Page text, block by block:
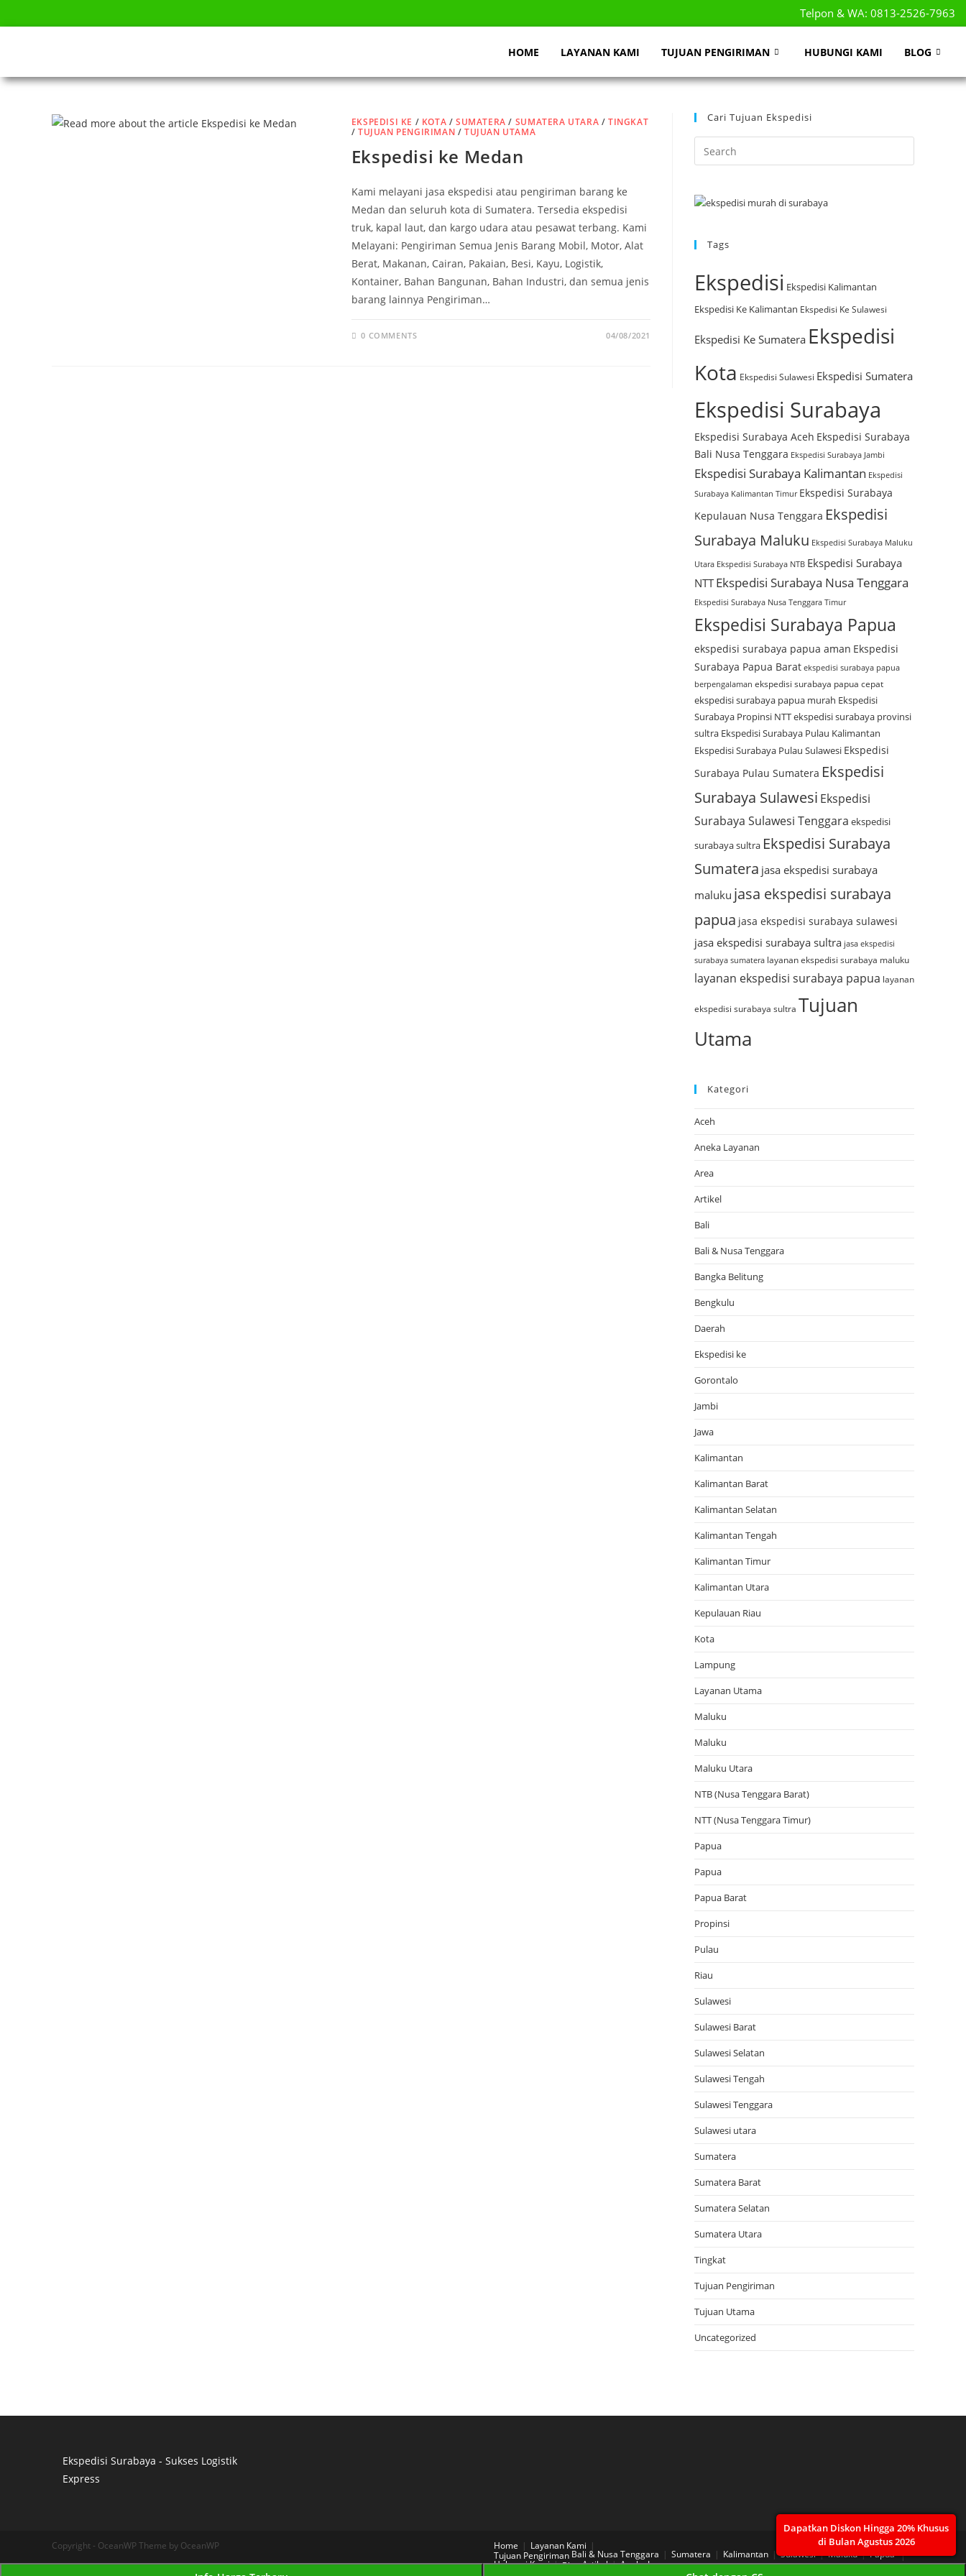
Telpon & WA: 0813-2526-7963
HOME LAYANAN KAMI TUJUAN PENGIRIMAN HUBUNGI KAMI BLOG
EKSPEDISI KE / KOTA /SUMATERA / SUMATERA UTARA / TINGKAT
/TUJUAN PENGIRIMAN /TUJUAN UTAMA
Ekspedisi ke Medan
Kami melayani jasa ekspedisi atau pengiriman barang ke
Medan dan seluruh kota di Sumatera. Tersedia ekspedisi
truk, kapal laut, dan kargo udara atau pesawat terbang. Kami
Melayani: Pengiriman Semua Jenis Barang Mobil, Motor, Alat
Berat, Makanan, Cairan, Pakaian, Besi, Kayu, Logistik,
Kontainer, Bahan Bangunan, Bahan Industri, dan semua jenis
barang lainnya Pengiriman…
0 COMMENTS 04/08/2021
Cari Tujuan Ekspedisi
Tags
Ekspedisi Ekspedisi Kalimantan
Ekspedisi Ke Kalimantan Ekspedisi Ke Sulawesi
Ekspedisi Ke Sumatera Ekspedisi
Kota Ekspedisi Sulawesi Ekspedisi Sumatera
Ekspedisi Surabaya
Ekspedisi Surabaya Aceh Ekspedisi Surabaya
Bali Nusa Tenggara Ekspedisi Surabaya Jambi
Ekspedisi Surabaya Kalimantan Ekspedisi
Surabaya Kalimantan Timur Ekspedisi Surabaya
Kepulauan Nusa Tenggara Ekspedisi
Surabaya Maluku Ekspedisi Surabaya Maluku
Utara Ekspedisi Surabaya NTB Ekspedisi Surabaya
NTT Ekspedisi Surabaya Nusa Tenggara
Ekspedisi Surabaya Nusa Tenggara Timur
Ekspedisi Surabaya Papua
ekspedisi surabaya papua aman Ekspedisi
Surabaya Papua Barat ekspedisi surabaya papua
berpengalaman ekspedisi surabaya papua cepat
ekspedisi surabaya papua murah Ekspedisi
Surabaya Propinsi NTTekspedisi surabaya provinsi
sultra Ekspedisi Surabaya Pulau Kalimantan
Ekspedisi Surabaya Pulau Sulawesi Ekspedisi
Surabaya Pulau Sumatera Ekspedisi
Surabaya Sulawesi Ekspedisi
Surabaya Sulawesi Tenggara ekspedisi
surabaya sultra Ekspedisi Surabaya
Sumatera jasa ekspedisi surabaya
maluku jasa ekspedisi surabaya
papua jasa ekspedisi surabaya sulawesi
jasa ekspedisi surabaya sultra jasa ekspedisi
surabaya sumatera layanan ekspedisi surabaya maluku
layanan ekspedisi surabaya papua layanan
ekspedisi surabaya sultra Tujuan
Utama
Kategori
Aceh
Aneka Layanan
Area
Artikel
Bali
Bali & Nusa Tenggara
Bangka Belitung
Bengkulu
Daerah
Ekspedisi ke
Gorontalo
Jambi
Jawa
Kalimantan
Kalimantan Barat
Kalimantan Selatan
Kalimantan Tengah
Kalimantan Timur
Kalimantan Utara
Kepulauan Riau
Kota
Lampung
Layanan Utama
Maluku
Maluku
Maluku Utara
NTB (Nusa Tenggara Barat)
NTT (Nusa Tenggara Timur)
Papua
Papua
Papua Barat
Propinsi
Pulau
Riau
Sulawesi
Sulawesi Barat
Sulawesi Selatan
Sulawesi Tengah
Sulawesi Tenggara
Sulawesi utara
Sumatera
Sumatera Barat
Sumatera Selatan
Sumatera Utara
Tingkat
Tujuan Pengiriman
Tujuan Utama
Uncategorized
Dapatkan Diskon Hingga 20% Khusus
di Bulan Agustus 2026
Ekspedisi Surabaya - Sukses Logistik
Express
Jasa Tank Cleaning
Home
Layanan Kami
Tujuan Pengiriman Bali & Nusa Tenggara Sumatera Kalimantan Sulawesi Maluku
Papua
Hubungi Kami
BlogArtikel Aneka Layanan
Copyright - OceanWP Theme by OceanWP